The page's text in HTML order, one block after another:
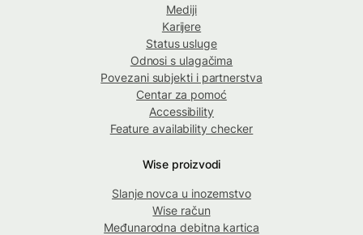
Mediji
Karijere
Status usluge
Odnosi s ulagačima
Povezani subjekti i partnerstva
Centar za pomoć
Accessibility
Feature availability checker
Wise proizvodi
Slanje novca u inozemstvo
Wise račun
Međunarodna debitna kartica